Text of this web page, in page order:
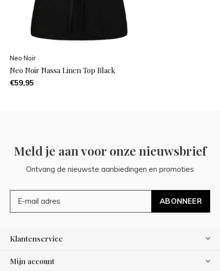
Neo Noir
Neo Noir Nassa Linen Top Black
€59,95
Meld je aan voor onze nieuwsbrief
Ontvang de nieuwste aanbiedingen en promoties
ABONNEER
Klantenservice
Mijn account